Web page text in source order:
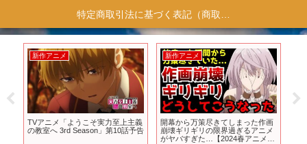
特定商取引法に基づく表記（商取引に関する開示）
新作アニメ
TVアニメ「ようこそ実力至上主義
の教室へ 3rd Season」第10話予告
新作アニメ
開幕から万策尽きてしまった作画
崩壊ギリギリの限界過ぎるアニメ
がヤバすぎた…【2024春アニメ】